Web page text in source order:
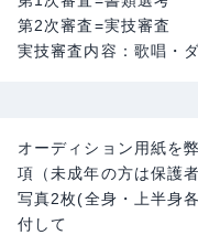
第2次審査=実技審査
実技審査内容：歌唱・
オーディション用紙を
項（未成年の方は保護
写真2枚(全身・上半身
付して